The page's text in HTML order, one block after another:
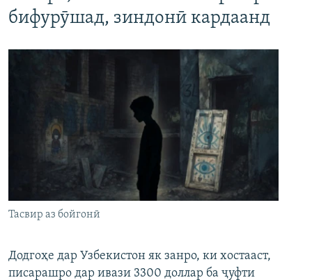
бифурӯшад, зиндонӣ кардаанд
Тасвир аз бойгонӣ
Додгоҳе дар Узбекистон як занро, ки хостааст,
писарашро дар ивази 3300 доллар ба ҷуфти